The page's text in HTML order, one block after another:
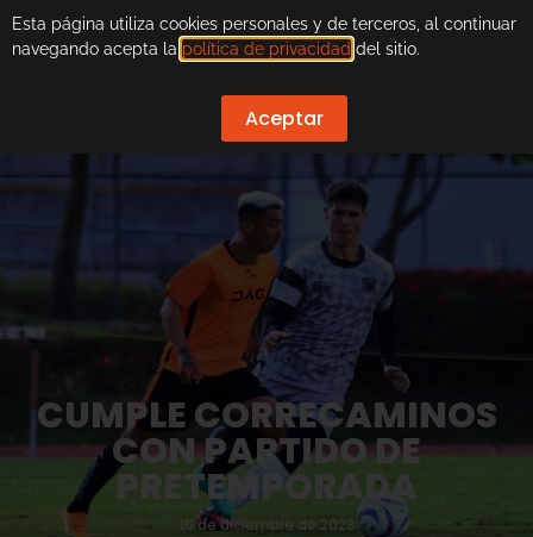
CUMPLE CORRECAMINOS
CON PARTIDO DE
PRETEMPORADA
16 de diciembre de 2023
Esta página utiliza cookies personales y de terceros, al continuar
navegando acepta la política de privacidad del sitio.
Aceptar